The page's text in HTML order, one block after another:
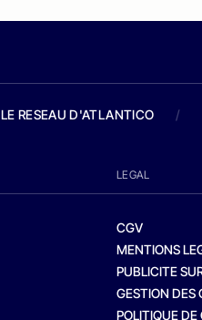
LE RESEAU D'ATLANTICO /
LEGAL
CGV
MENTIONS
PUBLICITE
GESTION DES
POLITIQUE